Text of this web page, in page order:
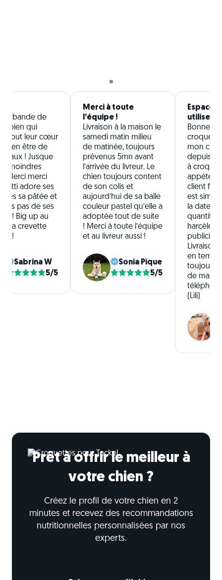
bande de
bien qui
tout leur cœur
bien être de
! Jusque
moindres
! Merci merci
Patti adore ses
sa pâtée et
pas de ses
! Big up au
la crevette
!
Sabrina W
5/5
Merci à toute
l’équipe !
Livraison à la maison le
samedi matin milieu
de matinée, toujours
prévenus 5mn avant
l’arrivée du livreur. Le
chien toujours content
de son colis et
aujourd’hui de sa balle
couleur pastel qu’elle a
adoptée tout de suite
! Merci à toute l’équipe
et au livreur aussi !
Sonia Pique
5/5
Espace
utiliser
Bonne
mon
depuis 6
à
client
est
la date
quantités,
en temps
toujours.
de
(Lili)
Prêt à offrir le meilleur à
votre chien ?
Créez le profil de votre chien en 2
minutes et recevez des recommandations
nutritionnelles personnalisées par nos
experts.